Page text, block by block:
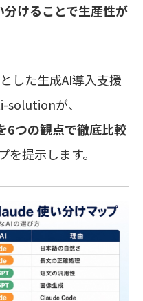
分けることで生産性が
した生成AI導入支援
が、
つの観点で徹底比較
提示します。